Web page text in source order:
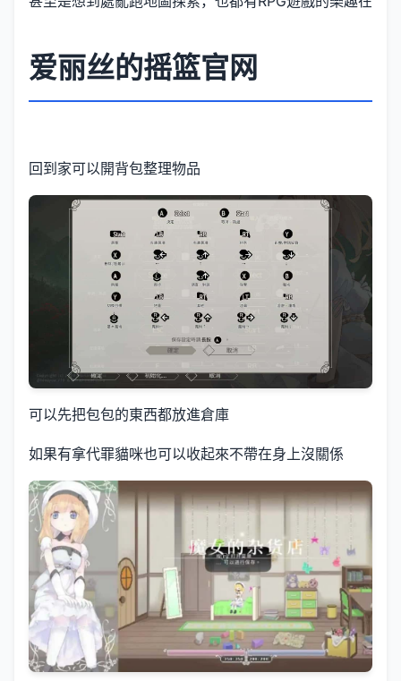
爱丽丝的摇篮官网
回到家可以開背包整理物品
可以先把包包的東西都放進倉庫
如果有拿代罪貓咪也可以收起來不帶在身上沒關係